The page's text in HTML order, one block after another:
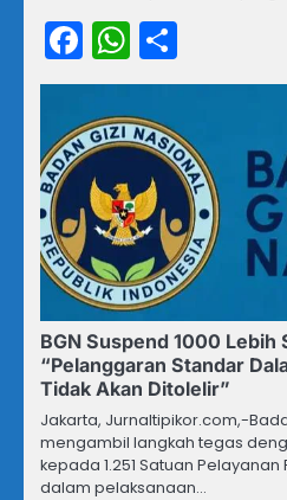
Facebook
BGN Suspend 1000 Lebih
“Pelanggaran Standar
Tidak Akan Ditolelir”
Jakarta, Jurnaltipikor.com,-
mengambil langkah tegas
kepada 1.251 Satuan Pelayanan
dalam pelaksanaan…